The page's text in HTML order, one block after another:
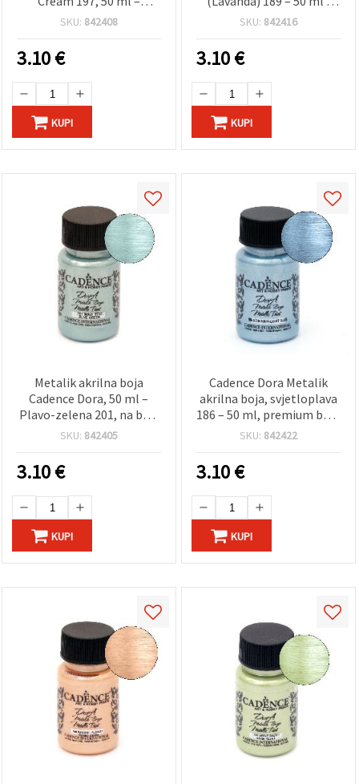
metalik krem efekt za
dekorativnu umjetnost
SKU: 842408
3.10€
KUPI
Boja s metalik efektom
projekte
SKU: 842416
3.10€
KUPI
Metalik akrilna boja
Cadence Dora, 50 ml –
Plavo-zelena 201, na bazi
vode, šimer efekt za
projekte
SKU: 842405
3.10€
KUPI
Cadence Dora Metalik
akrilna boja, svjetloplava
186 – 50 ml, premium boja
s metalnim efektom za
uradi‑sam projekte na
različitim površinama
SKU: 842422
3.10€
KUPI